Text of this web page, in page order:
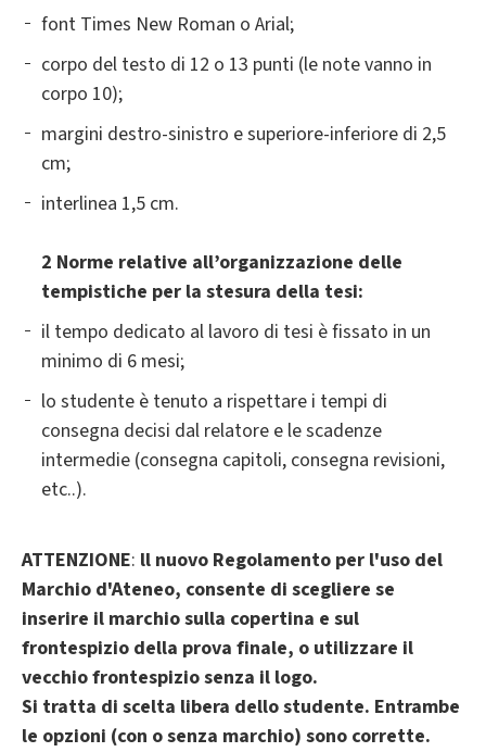
font Times New Roman o Arial;
corpo del testo di 12 o 13 punti (le note vanno in
corpo 10);
margini destro-sinistro e superiore-inferiore di 2,5
cm;
interlinea 1,5 cm.
2 Norme relative all’organizzazione delle
tempistiche per la stesura della tesi:
il tempo dedicato al lavoro di tesi è fissato in un
minimo di 6 mesi;
lo studente è tenuto a rispettare i tempi di
consegna decisi dal relatore e le scadenze
intermedie (consegna capitoli, consegna revisioni,
etc..).
ATTENZIONE: ll nuovo Regolamento per l'uso del
Marchio d'Ateneo, consente di scegliere se
inserire il marchio sulla copertina e sul
frontespizio della prova finale, o utilizzare il
vecchio frontespizio senza il logo.
Si tratta di scelta libera dello studente. Entrambe
le opzioni (con o senza marchio) sono corrette.